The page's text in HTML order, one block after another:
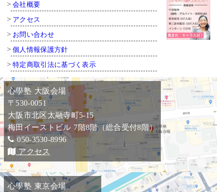
会社概要
アクセス
お問い合わせ
個人情報保護方針
特定商取引法に基づく表示
心學塾 大阪会場
〒530-0051
大阪市北区太融寺町5-15
梅田イーストビル 7階8階（総合受付8階）
050-3530-8996
アクセス
心學塾 東京会場